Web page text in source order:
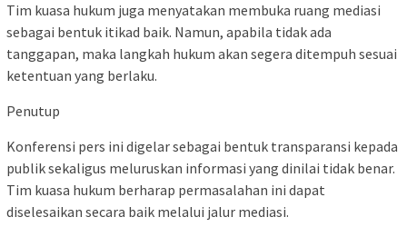
Tim kuasa hukum juga menyatakan membuka ruang mediasi
sebagai bentuk itikad baik. Namun, apabila tidak ada
tanggapan, maka langkah hukum akan segera ditempuh sesuai
ketentuan yang berlaku.
Penutup
Konferensi pers ini digelar sebagai bentuk transparansi kepada
publik sekaligus meluruskan informasi yang dinilai tidak benar.
Tim kuasa hukum berharap permasalahan ini dapat
diselesaikan secara baik melalui jalur mediasi.